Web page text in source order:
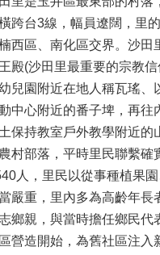
跨台3線，幅員遼闊，里
西區、南化區交界。沙田
殿(沙田里最重要的宗教
兒園附近在地人稱瓦瑤、
中心附近的番子埤，再往
保持教室戶外教學附近的
村部落，平時里民聯繫確
人，里民以從事種植果
嚴重，里內多為高齡年長
鄉親，與當時擔任鄉民代
營造開始，為舊社區注入